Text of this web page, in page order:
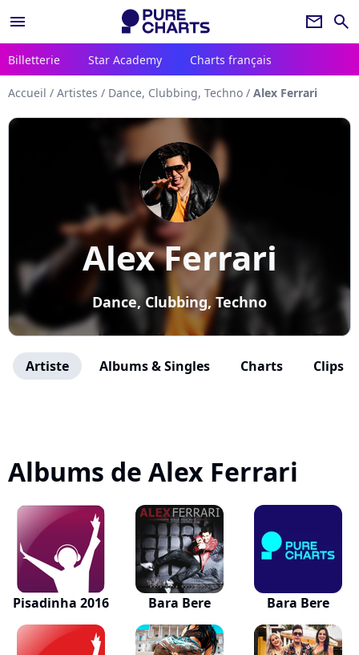
menu newsletter search
Billetterie Star Academy Charts français
Accueil / Artistes / Dance, Clubbing, Techno / Alex Ferrari
Alex Ferrari
Dance, Clubbing, Techno
Artiste Albums & Singles Charts Clips
Albums de Alex Ferrari
Pisadinha 2016 Bara Bere Bara Bere